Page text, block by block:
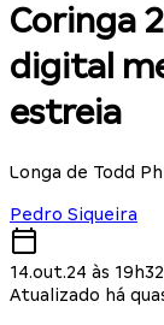
Coringa
digital
estreia
Longa de Todd
Pedro Siqueira
14.out.24 às 19h32
Atualizado há